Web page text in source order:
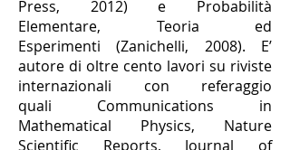
Press, 2012) e Probabilità
Elementare, Teoria ed
Esperimenti (Zanichelli, 2008). E’
autore di oltre cento lavori su riviste
internazionali con referaggio
quali Communications in
Mathematical Physics, Nature
Scientific Reports, Journal of